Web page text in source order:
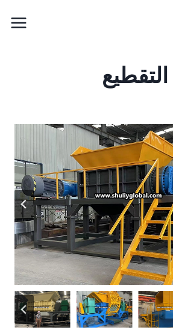
التقطيع